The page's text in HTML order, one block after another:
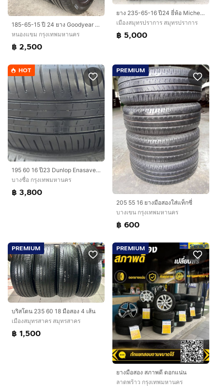
185-65-15 ปี 24 ยาง Goodyear ชุด 4 เส้น 2800 บาท 185-60-15 ปี 23/3 ปี22/1 ยาง Goodyear ชุด 4 เส้น 2500 บาทสภาพยางสวยดอกเต็มๆนุ่มๆ ไม่บวม
หนองแขม กรุงเทพมหานคร
฿ 2,500
ยาง 235-65-16 ปี24 ยี่ห้อ Michelin
เมืองสมุทรปราการ สมุทรปราการ
฿ 5,000
HOT
195​ 60 16 ปี23 Dunlop Enasave ec350 plus ดอกเต็มๆ​ นุ่มเงียบสุดๆพร้อมใช้อีกนาน ชุด​4เส้น​ 3,800​ บาท
บางซื่อ กรุงเทพมหานคร
฿ 3,800
PREMIUM
205 55 16 ยางมือสองใส่แท็กซี่
บางเขน กรุงเทพมหานคร
฿ 600
PREMIUM
บริสโตน 235 60 18 มือสอง 4 เส้น
เมืองสมุทรสาคร สมุทรสาคร
฿ 1,500
PREMIUM
ยางมือสอง สภาพดี ดอกแน่น
ลาดพร้าว กรุงเทพมหานคร